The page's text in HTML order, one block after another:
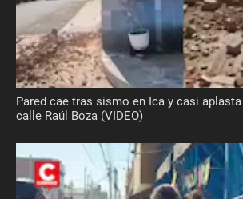
Pared cae tras sismo en Ica y casi
calle Raúl Boza (VIDEO)